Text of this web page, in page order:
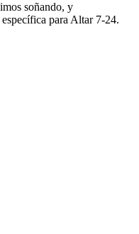
soñando, y
para Altar 7-24.